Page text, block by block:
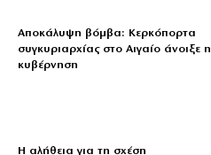
Αποκάλυψη βόμβα: Κερκόπορτα
συγκυριαρχίας στο Αιγαίο άνοιξε η
κυβέρνηση
Η αλήθεια για τη σχέση